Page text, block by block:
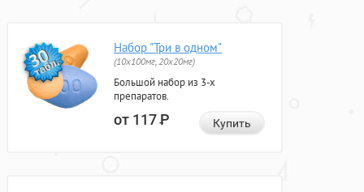
Набор "Три в одном"
(10x100мг, 20x20мг)
Большой набор из 3-х
препаратов.
от 117Р Купить